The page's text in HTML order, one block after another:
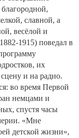
славной, а
весёлой и
1915) поведал в
их
и на радио.
во время Первой
немцами и
спустя часы
«Мне
детской жизни»,